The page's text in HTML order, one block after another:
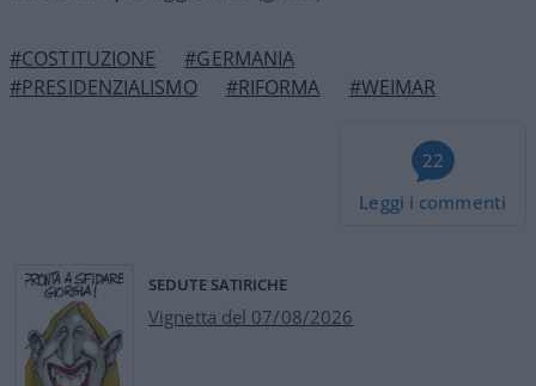
#COSTITUZIONE
#GERMANIA
#PRESIDENZIALISMO
#RIFORMA #WEIMAR
22
Leggi i commenti
SEDUTE SATIRICHE
Vignetta del 07/08/2026